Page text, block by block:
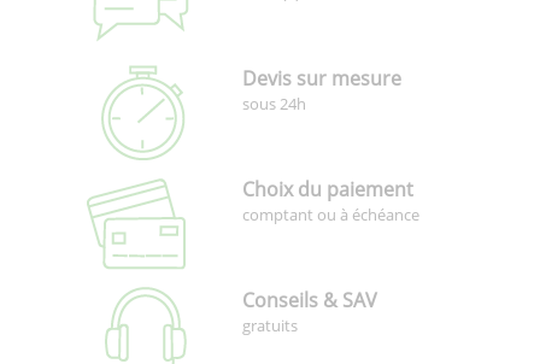
Devis sur mesure
sous 24h
Choix du paiement
comptant ou à échéance
Conseils & SAV
gratuits